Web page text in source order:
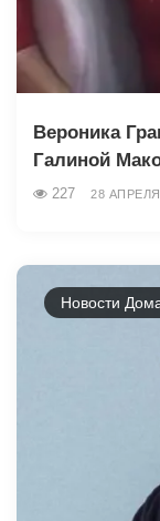
Вероника
Галиной
227 28
Новости